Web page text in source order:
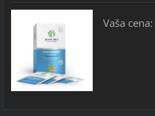
Vaša cena: